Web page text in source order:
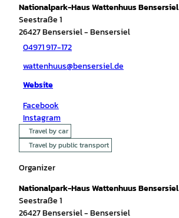
Nationalpark-Haus Wattenhuus Bensersiel
Seestraße 1
26427Bensersiel- Bensersiel
04971 917-172
wattenhuus@bensersiel.de
Website
Facebook
Instagram
Travel by car
Travel by public transport
Organizer
Nationalpark-Haus Wattenhuus Bensersiel
Seestraße 1
26427Bensersiel- Bensersiel